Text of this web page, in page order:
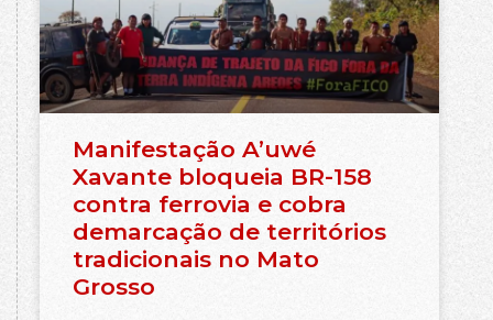
Manifestação A’uwé
Xavante bloqueia BR-158
contra ferrovia e cobra
demarcação de territórios
tradicionais no Mato
Grosso